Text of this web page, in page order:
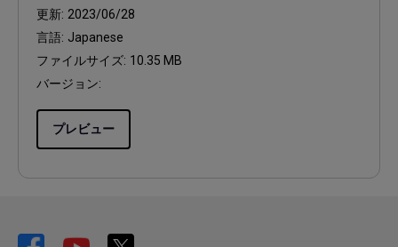
更新: 2023/06/28
言語: Japanese
ファイルサイズ: 10.35 MB
バージョン:
プレビュー